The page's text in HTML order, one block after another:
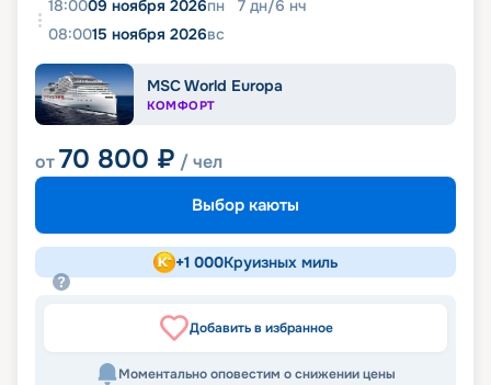
18:0009 ноября 2026пн 7 дн/6 нч
08:0015 ноября 2026вс
MSC World Europa
КОМФОРТ
от70 800 ₽ / чел
Выбор каюты
+1 000Круизных миль
Добавить в избранное
Моментально оповестим о снижении цены